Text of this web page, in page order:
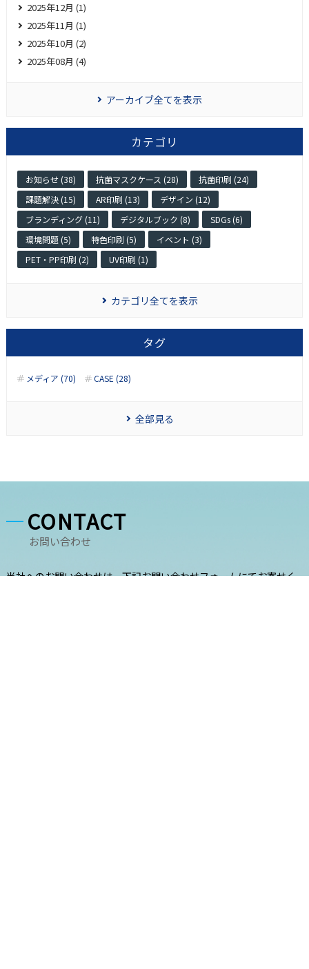
2025年12月 (1)
2025年11月 (1)
2025年10月 (2)
2025年08月 (4)
アーカイブ全てを表示
カテゴリ
お知らせ (38) 抗菌マスクケース (28)
抗菌印刷 (24)
課題解決 (15)
AR印刷 (13)
デザイン (12)
ブランディング (11)
デジタルブック (8)
SDGs (6)
環境問題 (5)
特色印刷 (5)
イベント (3)
PET・PP印刷 (2)
UV印刷 (1)
カテゴリ全てを表示
タグ
メディア (70) CASE (28)
全部見る
CONTACT
お問い合わせ
当社へのお問い合わせは、下記お問い合わせフォームにてお寄せく